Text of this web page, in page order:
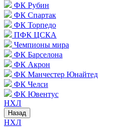
ФК Рубин
ФК Спартак
ФК Торпедо
ПФК ЦСКА
Чемпионы мира
ФК Барселона
ФК Акрон
ФК Манчестер Юнайтед
ФК Челси
ФК Ювентус
НХЛ
Назад
НХЛ